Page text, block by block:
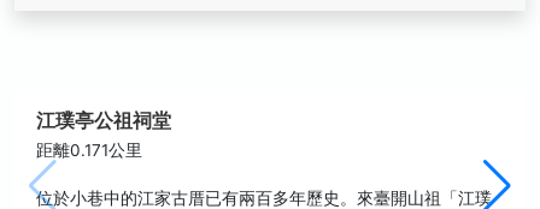
江璞亭公祖祠堂
距離0.171公里
位於小巷中的江家古厝已有兩百多年歷史。來臺開山祖「江璞